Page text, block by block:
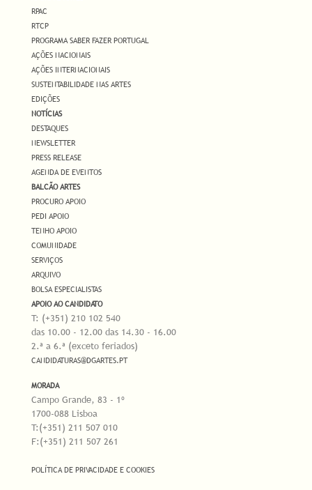
RPAC
RTCP
PROGRAMA SABER FAZER PORTUGAL
AÇÕES NACIONAIS
AÇÕES INTERNACIONAIS
SUSTENTABILIDADE NAS ARTES
EDIÇÕES
NOTÍCIAS
DESTAQUES
NEWSLETTER
PRESS RELEASE
AGENDA DE EVENTOS
BALCÃO ARTES
PROCURO APOIO
PEDI APOIO
TENHO APOIO
COMUNIDADE
SERVIÇOS
ARQUIVO
BOLSA ESPECIALISTAS
APOIO AO CANDIDATO
T: (+351) 210 102 540
das 10.00 - 12.00 das 14.30 - 16.00
2.ª a 6.ª (exceto feriados)
CANDIDATURAS@DGARTES.PT
MORADA
Campo Grande, 83 - 1º
1700-088 Lisboa
T:(+351) 211 507 010
F:(+351) 211 507 261
POLÍTICA DE PRIVACIDADE E COOKIES